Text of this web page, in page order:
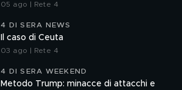
05 ago | Rete 4
4 DI SERA NEWS
Il caso di Ceuta
03 ago | Rete 4
4 DI SERA WEEKEND
Metodo Trump: minacce di attacchi e